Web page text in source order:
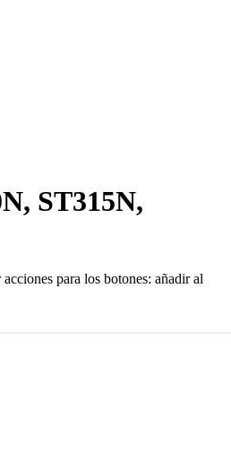
ST315N,
para los botones: añadir al